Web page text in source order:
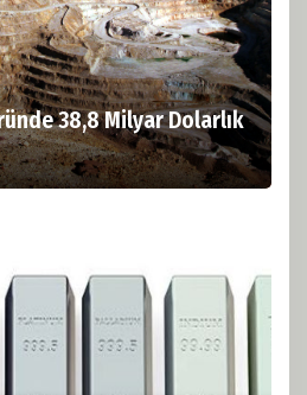
38,8 Milyar Dolarlık